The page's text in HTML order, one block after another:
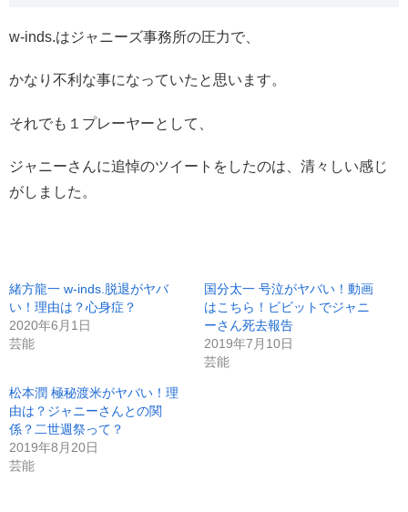
w-inds.はジャニーズ事務所の圧力で、
かなり不利な事になっていたと思います。
それでも１プレーヤーとして、
ジャニーさんに追悼のツイートをしたのは、清々しい感じ
がしました。
緒方龍一 w-inds.脱退がヤバ
い！理由は？心身症？
2020年6月1日
芸能
国分太一 号泣がヤバい！動画
はこちら！ビビットでジャニ
ーさん死去報告
2019年7月10日
芸能
松本潤 極秘渡米がヤバい！理
由は？ジャニーさんとの関
係？二世週祭って？
2019年8月20日
芸能